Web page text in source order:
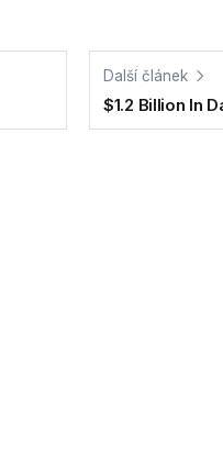
Další článek
$1.2 Billion In